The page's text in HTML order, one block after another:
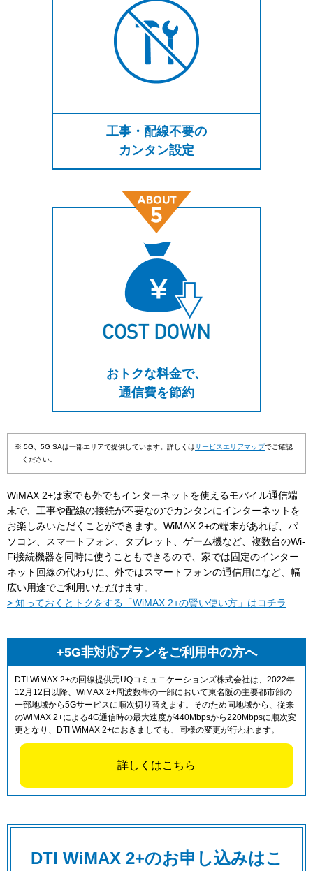
工事・配線不要の
カンタン設定
おトクな料金で、
通信費を節約
※ 5G、5G SAは一部エリアで提供しています。詳しくはサービスエリアマップでご確認
ください。
WiMAX 2+は家でも外でもインターネットを使えるモバイル通信端
末で、工事や配線の接続が不要なのでカンタンにインターネットを
お楽しみいただくことができます。WiMAX 2+の端末があれば、パ
ソコン、スマートフォン、タブレット、ゲーム機など、複数台のWi-
Fi接続機器を同時に使うこともできるので、家では固定のインター
ネット回線の代わりに、外ではスマートフォンの通信用になど、幅
広い用途でご利用いただけます。
> 知っておくとトクをする「WiMAX 2+の賢い使い方」はコチラ
+5G非対応プランをご利用中の方へ
DTI WiMAX 2+の回線提供元UQコミュニケーションズ株式会社は、2022年
12月12日以降、WiMAX 2+周波数帯の一部において東名阪の主要都市部の
一部地域から5Gサービスに順次切り替えます。そのため同地域から、従来
のWiMAX 2+による4G通信時の最大速度が440Mbpsから220Mbpsに順次変
更となり、DTI WiMAX 2+におきましても、同様の変更が行われます。
詳しくはこちら
DTI WiMAX 2+のお申し込みはこ